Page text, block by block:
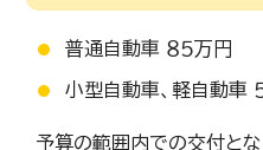
普通自動車 ８５万円
小型自動車、軽自動車
予算の範囲内での交付とな